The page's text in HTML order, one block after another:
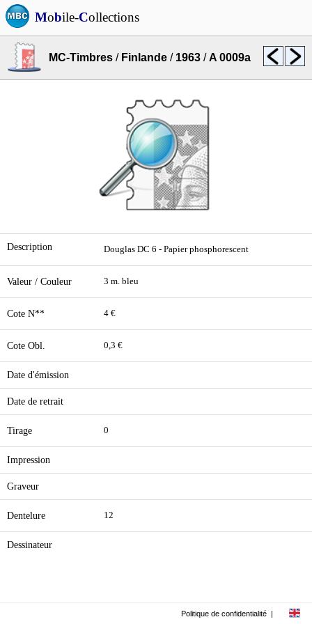
Mobile-Collections
MC-Timbres / Finlande / 1963 /A 0009a
Description Douglas DC 6 - Papier phosphorescent
Valeur / Couleur 3 m. bleu
Cote N** 4 €
Cote Obl. 0,3 €
Date d'émission
Date de retrait
Tirage 0
Impression
Graveur
Dentelure 12
Dessinateur
Politique de confidentialité |